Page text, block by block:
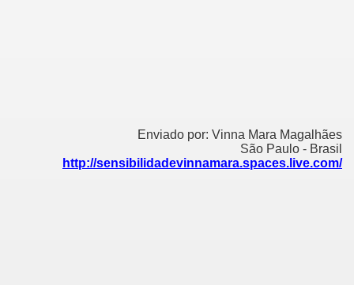
Enviado por: Vinna Mara Magalhães
São Paulo - Brasil
http://sensibilidadevinnamara.spaces.live.com/